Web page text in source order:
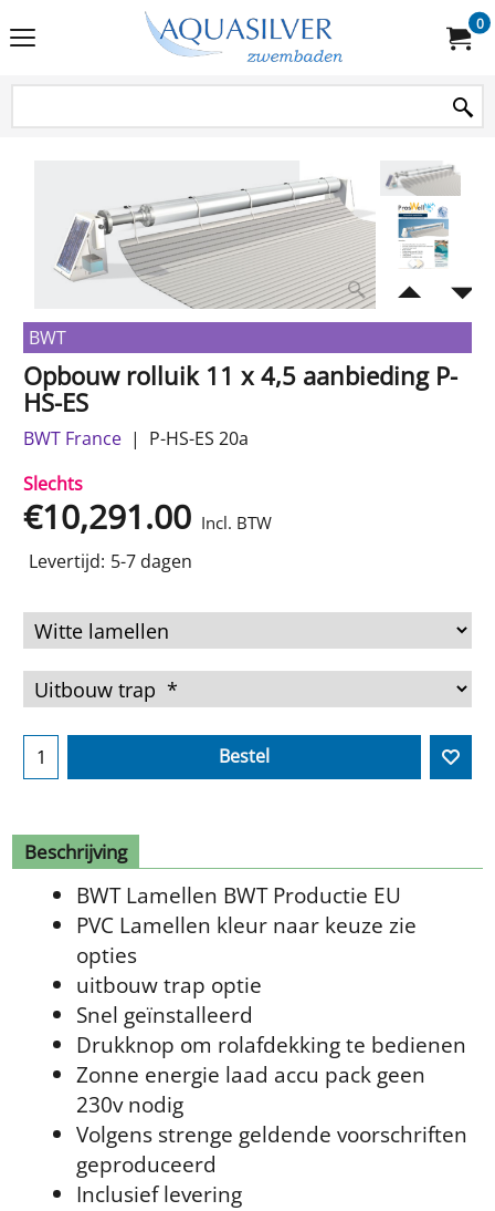
0
BWT
Opbouw rolluik 11 x 4,5 aanbieding P-
HS-ES
BWT France
P-HS-ES 20a
Slechts
€10,291.00 Incl. BTW
Levertijd: 5-7 dagen
Bestel
Beschrijving
BWT Lamellen BWT Productie EU
PVC Lamellen kleur naar keuze zie
opties
uitbouw trap optie
Snel geïnstalleerd
Drukknop om rolafdekking te bedienen
Zonne energie laad accu pack geen
230v nodig
Volgens strenge geldende voorschriften
geproduceerd
Inclusief levering